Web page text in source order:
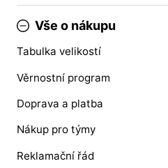
Vše o nákupu
Tabulka velikostí
Věrnostní program
Doprava a platba
Nákup pro týmy
Reklamační řád